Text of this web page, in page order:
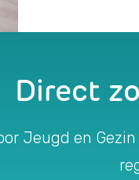
Direct
Jeugd en